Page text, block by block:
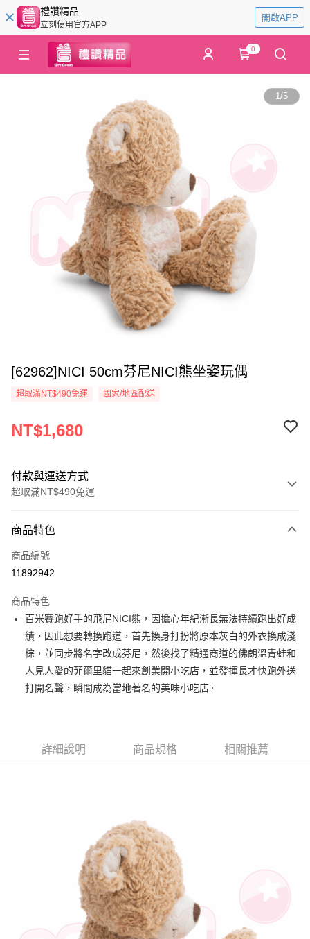
禮讚精品
立刻使用官方APP
開啟APP
0
1/5
[62962]NICI 50cm芬尼NICI熊坐姿玩偶
超取滿NT$490免運 國家/地區配送
NT$1,680
付款與運送方式
超取滿NT$490免運
信用卡一次付款
超商取貨付款
Apple Pay
街口支付
悠遊付
AFTEE先享後付
便利好安心！
１．於結帳方式選擇「AFTEE先享後付」後，將跳轉至「AFTEE先享後付」
結帳頁面，進行簡訊認證並確認金額後，即可完成結帳。
２．訂單成立數日內，您將收到繳費通知簡訊。
３．收到繳費通知簡訊後14天內，點擊此簡訊中的連結，可透過四大超商／
ATM／網路銀行／等多元方式進行付款，方視為交易完成。
※ 請注意：結帳手續完成當下不需立刻繳費，但若您需要取消訂單，請聯絡
購買商品的店家。未經商家同意取消之訂單仍視為有效，需透過AFTEE先享
後付繳納相關費用。
※ 交易是否成功請以「AFTEE先享後付 」之結帳頁面顯示為準，若有關於
是否繳費成功／繳費後需取消欲退款等相關疑問，請聯繫「AFTEE先享後付
每筆NT$100，滿NT$490(含以上)免運費
每筆NT$100，滿NT$990(含以上)免運費
查看運費
商品特色
商品編號
11892942
商品特色
百米賽跑好手的飛尼NICI熊，因擔心年紀漸長無法持續跑出好成
績，因此想要轉換跑道，首先換身打扮將原本灰白的外衣換成淺
棕，並同步將名字改成芬尼，然後找了精通商道的佛朗溫青蛙和
人見人愛的菲爾里貓一起來創業開小吃店，並發揮長才快跑外送
打開名聲，瞬間成為當地著名的美味小吃店。
詳細說明 商品規格 相關推薦